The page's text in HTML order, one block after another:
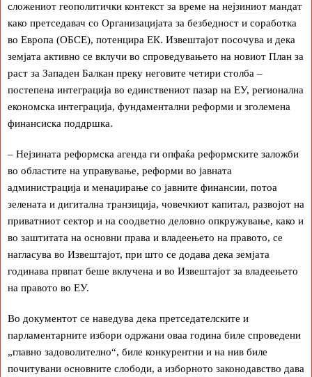
сложениот геополитички контекст за време на нејзиниот мандат
како претседавач со Организацијата за безбедност и соработка
во Европа (ОБСЕ), потенцира ЕК. Извештајот посочува и дека
земјата активно се вклучи во спроведувањето на новиот План за
раст за Западен Балкан преку неговите четири столба –
постепена интеграција во единствениот пазар на ЕУ, регионална
економска интеграција, фундаментални реформи и зголемена
финансиска поддршка.
– Нејзината реформска агенда ги опфаќа реформските заложби
во областите на управување, реформи во јавната
администрација и менаџирање со јавните финансии, потоа
зелената и дигитална транзиција, човечкиот капитал, развојот на
приватниот сектор и на соодветно деловно опкружување, како и
во заштитата на основни права и владеењето на правото, се
нагласува во Извештајот, при што се додава дека земјата
годинава првпат беше вклучена и во Извештајот за владеењето
на правото во ЕУ.
Во документот се наведува дека претседателските и
парламентарните избори одржани оваа година биле спроведени
„главно задоволително“, биле конкурентни и на нив биле
почитувани основните слободи, а изборното законодавство дава